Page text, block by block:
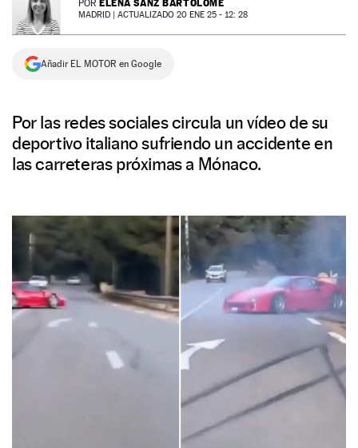
NEWSLETTER
SÍGUENOS
POR ELENA SANZ BARTOLOMÉ
MADRID | ACTUALIZADO 20 ENE 25 - 12: 28
Añadir EL MOTOR en Google
Por las redes sociales circula un vídeo de su
deportivo italiano sufriendo un accidente en
las carreteras próximas a Mónaco.